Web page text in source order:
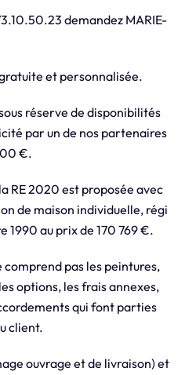
demandez MARIE-
et personnalisée.
réserve de disponibilités
par un de nos partenaires
€.
RE 2020 est proposée avec
de maison individuelle, régi
1990 au prix de 170 769 €.
pas les peintures,
options, les frais annexes,
qui font parties
client.
ouvrage et de livraison) et